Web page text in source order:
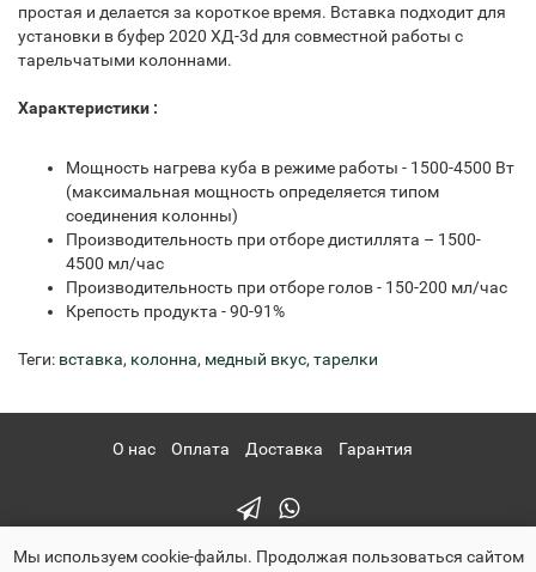
простая и делается за короткое время. Вставка подходит для
установки в буфер 2020 ХД-3d для совместной работы с
тарельчатыми колоннами.
Характеристики :
Мощность нагрева куба в режиме работы - 1500-4500 Вт
(максимальная мощность определяется типом
соединения колонны)
Производительность при отборе дистиллята – 1500-
4500 мл/час
Производительность при отборе голов - 150-200 мл/час
Крепость продукта - 90-91%
Теги: вставка, колонна, медный вкус, тарелки
О нас Оплата Доставка Гарантия
Мы используем cookie-файлы. Продолжая пользоваться сайтом